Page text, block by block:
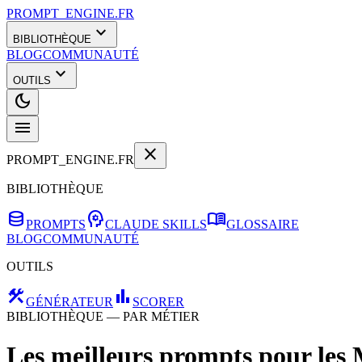
PROMPT_ENGINE.FR
BIBLIOTHÈQUE expand_more
BLOGCOMMUNAUTÉ
OUTILS expand_more
dark_mode
menu
PROMPT_ENGINE.FR close
BIBLIOTHÈQUE
databasePROMPTS psychologyCLAUDE SKILLSmenu_bookGLOSSAIRE
BLOGCOMMUNAUTÉ
OUTILS
constructionGÉNÉRATEUR bar_chart SCORER
BIBLIOTHÈQUE — PAR MÉTIER
Les meilleurs prompts pour les